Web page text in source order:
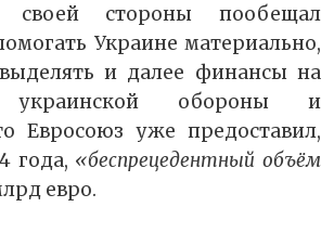
своей стороны пообещал
Украине материально,
и далее финансы на
украинской обороны и
Евросоюз уже предоставил,
года, «беспрецедентный объём
евро.